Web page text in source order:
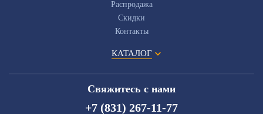
Распродажа
Скидки
Контакты
КАТАЛОГ
Свяжитесь с нами
+7 (831) 267-11-77